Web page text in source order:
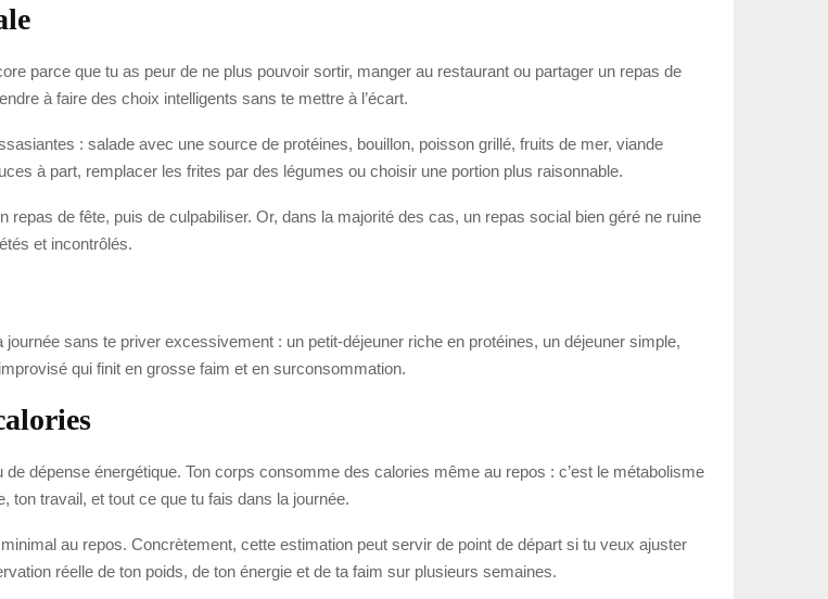
parce que tu as peur de ne plus pouvoir sortir, manger au restaurant ou partager un repas de
à faire des choix intelligents sans te mettre à l’écart.
: salade avec une source de protéines, bouillon, poisson grillé, fruits de mer, viande
à part, remplacer les frites par des légumes ou choisir une portion plus raisonnable.
repas de fête, puis de culpabiliser. Or, dans la majorité des cas, un repas social bien géré ne ruine
et incontrôlés.
sans te priver excessivement : un petit-déjeuner riche en protéines, un déjeuner simple,
qui finit en grosse faim et en surconsommation.
dépense énergétique. Ton corps consomme des calories même au repos : c’est le métabolisme
ton travail, et tout ce que tu fais dans la journée.
au repos. Concrètement, cette estimation peut servir de point de départ si tu veux ajuster
réelle de ton poids, de ton énergie et de ta faim sur plusieurs semaines.